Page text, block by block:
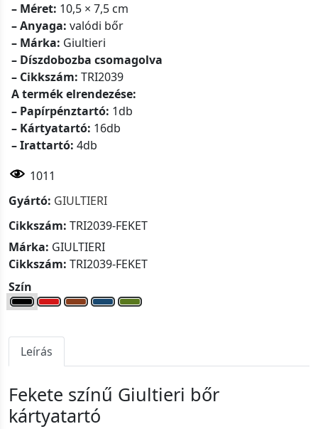
– Méret: 10,5 × 7,5 cm
– Anyaga: valódi bőr
– Márka: Giultieri
– Díszdobozba csomagolva
– Cikkszám: TRI2039
A termék elrendezése:
– Papírpénztartó: 1db
– Kártyatartó: 16db
– Irattartó: 4db
1011
Gyártó: GIULTIERI
Cikkszám: TRI2039-FEKET
Márka: GIULTIERI
Cikkszám: TRI2039-FEKET
Szín
Leírás
Fekete színű Giultieri bőr
kártyatartó